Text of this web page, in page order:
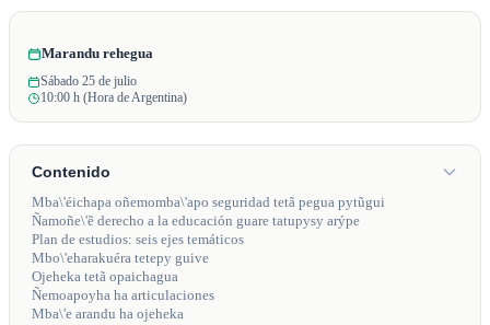
Marandu rehegua
Sábado 25 de julio
10:00 h (Hora de Argentina)
Contenido
Mba\'éichapa oñemomba\'apo seguridad tetã pegua pytũgui
Ñamoñe\'ẽ derecho a la educación guare tatupysy arýpe
Plan de estudios: seis ejes temáticos
Mbo\'eharakuéra tetepy guive
Ojeheka tetã opaichagua
Ñemoapoyha ha articulaciones
Mba\'e arandu ha ojeheka